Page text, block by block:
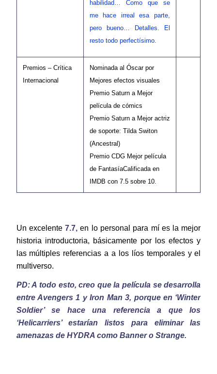
habilidad… Como que se
me hace irreal esa parte,
pero bueno… Detalles. El
resto todo perfectísimo.
Premios – Crítica
Internacional
Nominada al Óscar por
Mejores efectos visuales
Premio Saturn a Mejor
película de cómics
Premio Saturn a Mejor actriz
de soporte: Tilda Switon
(Ancestral)
Premio CDG Mejor película
de FantasíaCalificada en
IMDB con 7.5 sobre 10.
Un excelente7.7,en lo personal para mí es la mejor
historia introductoria, básicamente por los efectos y
las múltiples referencias a a los líos temporales y el
multiverso.
PD: A todo esto, creo que la película se desarrolla
entre Avengers 1 y Iron Man 3, porque en ‘Winter
Soldier’ se hace una referencia a que los
‘Helicarriers’ estarían listos para eliminar las
amenazas de HYDRA como Banner o Strange.